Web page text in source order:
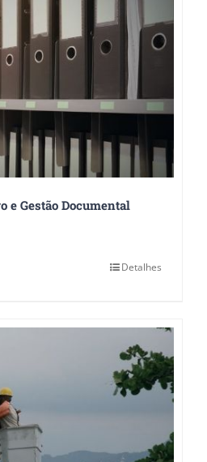
e Gestão Documental
Detalhes